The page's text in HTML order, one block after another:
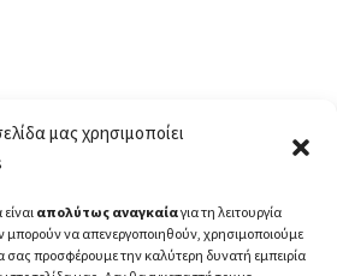
μας χρησιμοποίει
απολύτως αναγκαίαγια τη λειτουργία
μπορούν να απενεργοποιηθούν, χρησιμοποιούμε
σας προσφέρουμε την καλύτερη δυνατή εμπειρία